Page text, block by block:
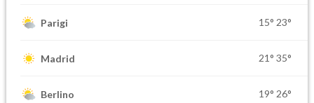
Parigi 15° 23°
Madrid 21° 35°
Berlino 19° 26°